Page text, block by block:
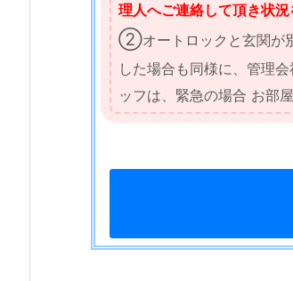
ク
の
鍵
が
い
理人へご連絡して頂き状況
②オートロックと玄関が
した場合も同様に、管理
ッフは、緊急の場合 お部